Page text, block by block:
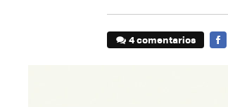
4 comentarios